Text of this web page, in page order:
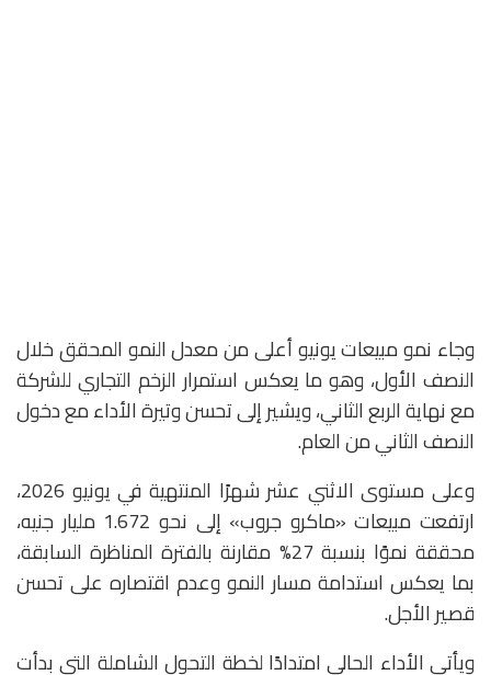
وجاء نمو مبيعات يونيو أعلى من معدل النمو المحقق خلال
النصف الأول، وهو ما يعكس استمرار الزخم التجاري للشركة
مع نهاية الربع الثاني، ويشير إلى تحسن وتيرة الأداء مع دخول
النصف الثاني من العام.
وعلى مستوى الاثني عشر شهرًا المنتهية في يونيو 2026،
ارتفعت مبيعات «ماكرو جروب» إلى نحو 1.672 مليار جنيه،
محققة نموًا بنسبة 27% مقارنة بالفترة المناظرة السابقة،
بما يعكس استدامة مسار النمو وعدم اقتصاره على تحسن
قصير الأجل.
ويأتي الأداء الحالي امتدادًا لخطة التحول الشاملة التي بدأت